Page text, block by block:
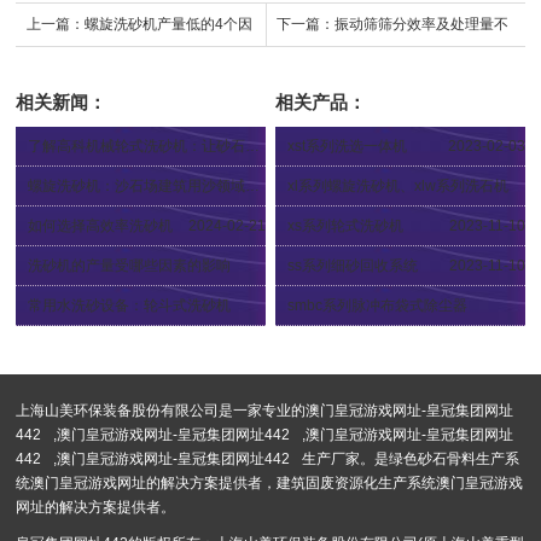
上一篇： 螺旋洗砂机产量低的4个因 下一篇：振动筛筛分效率及处理量不
相关新闻：
了解高科机械轮式洗砂机：让砂石洗选更高效
2024-03-26
螺旋洗砂机：沙石场建筑用沙领域的新星
2024-02-26
如何选择高效率洗砂机 2024-02-21
洗砂机的产量受哪些因素的影响
2024-02-04
常用水洗砂设备：轮斗式洗砂机
相关产品：
xst系列洗选一体机 2023-02-03
xl系列螺旋洗砂机、xlw系列洗石机
2023-11-10
xs系列轮式洗砂机 2023-11-10
ss系列细砂回收系统 2023-11-10
smbc系列脉冲布袋式除尘器
上海山美环保装备股份有限公司是一家专业的澳门皇冠游戏网址-皇冠集团网址
442
,澳门皇冠游戏网址-皇冠集团网址442 ,澳门皇冠游戏网址-皇冠集团网址
442
,澳门皇冠游戏网址-皇冠集团网址442
生产厂家。是绿色砂石骨料生产系
统澳门皇冠游戏网址的解决方案提供者，建筑固废资源化生产系统澳门皇冠游戏
网址的解决方案提供者。